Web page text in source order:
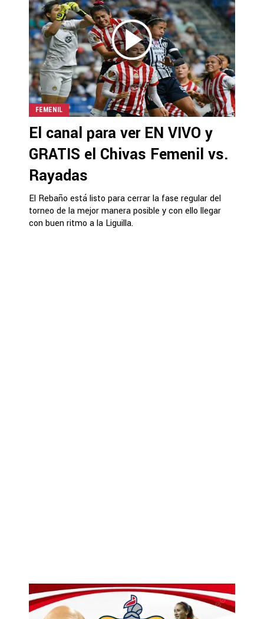
FEMENIL
El canal para ver EN VIVO y
GRATIS el Chivas Femenil vs.
Rayadas
El Rebaño está listo para cerrar la fase regular del
torneo de la mejor manera posible y con ello llegar
con buen ritmo a la Liguilla.